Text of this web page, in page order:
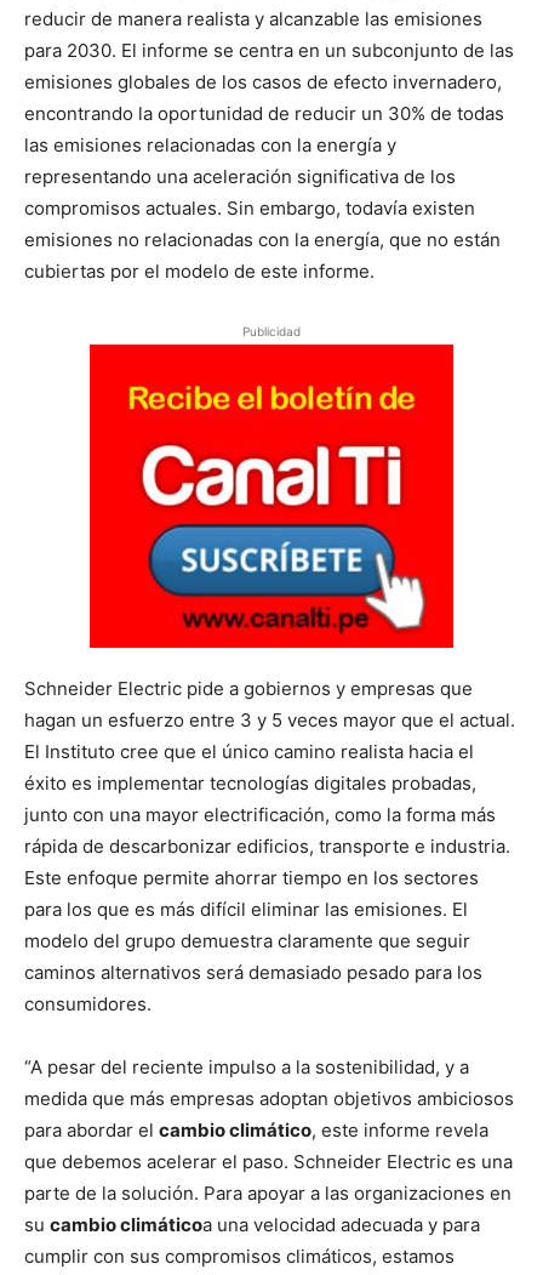
reducir de manera realista y alcanzable las emisiones
para 2030. El informe se centra en un subconjunto de las
emisiones globales de los casos de efecto invernadero,
encontrando la oportunidad de reducir un 30% de todas
las emisiones relacionadas con la energía y
representando una aceleración significativa de los
compromisos actuales. Sin embargo, todavía existen
emisiones no relacionadas con la energía, que no están
cubiertas por el modelo de este informe.
Publicidad
Schneider Electric pide a gobiernos y empresas que
hagan un esfuerzo entre 3 y 5 veces mayor que el actual.
El Instituto cree que el único camino realista hacia el
éxito es implementar tecnologías digitales probadas,
junto con una mayor electrificación, como la forma más
rápida de descarbonizar edificios, transporte e industria.
Este enfoque permite ahorrar tiempo en los sectores
para los que es más difícil eliminar las emisiones. El
modelo del grupo demuestra claramente que seguir
caminos alternativos será demasiado pesado para los
consumidores.
“A pesar del reciente impulso a la sostenibilidad, y a
medida que más empresas adoptan objetivos ambiciosos
para abordar el cambio climático, este informe revela
que debemos acelerar el paso. Schneider Electric es una
parte de la solución. Para apoyar a las organizaciones en
su cambio climáticoa una velocidad adecuada y para
cumplir con sus compromisos climáticos, estamos